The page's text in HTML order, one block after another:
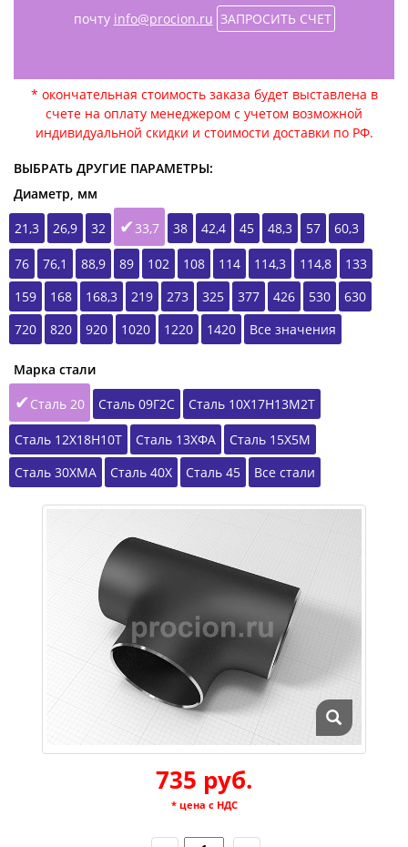
почту info@procion.ru ЗАПРОСИТЬ СЧЕТ
* окончательная стоимость заказа будет выставлена в
счете на оплату менеджером с учетом возможной
индивидуальной скидки и стоимости доставки по РФ.
ВЫБРАТЬ ДРУГИЕ ПАРАМЕТРЫ:
Диаметр, мм
21,3
26,9 32 33,7 38 42,4 45 48,3 57 60,3
76 76,1 88,9 89 102 108 114 114,3 114,8
133
159
168 168,3 219 273 325 377 426 530
630
720
820 920 1020 1220 1420 Все значения
Марка стали
Сталь 20
Сталь 09Г2С Сталь 10Х17Н13М2Т
Сталь 12Х18Н10Т Сталь 13ХФА
Сталь 15Х5М
Сталь 30ХМА
Сталь 40Х Сталь 45 Все стали
735 руб.
* цена с НДС